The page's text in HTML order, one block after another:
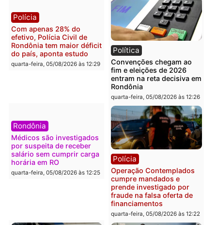
Polícia Política
Justiça Eleitoral manda
retirar propaganda de
Fúria após convenção
quarta-feira, 05/08/2026 às
Polícia
Com apenas 28% do
efetivo, Polícia Civil de
Rondônia tem maior déficit
quarta-feira, 05/08/2026 às 12:29
Política
Convenções chegam ao
fim e eleições de 2026
entram na reta decisiva
Rondônia